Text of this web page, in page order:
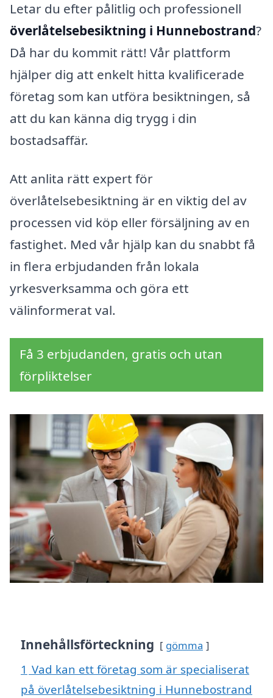
Letar du efter pålitlig och professionell
överlåtelsebesiktning i Hunnebostrand?
Då har du kommit rätt! Vår plattform
hjälper dig att enkelt hitta kvalificerade
företag som kan utföra besiktningen, så
att du kan känna dig trygg i din
bostadsaffär.
Att anlita rätt expert för
överlåtelsebesiktning är en viktig del av
processen vid köp eller försäljning av en
fastighet. Med vår hjälp kan du snabbt få
in flera erbjudanden från lokala
yrkesverksamma och göra ett
välinformerat val.
Få 3 erbjudanden, gratis och utan
förpliktelser
Innehållsförteckning gömma
1 Vad kan ett företag som är specialiserat
på överlåtelsebesiktning i Hunnebostrand